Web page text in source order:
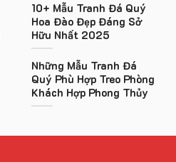
10+ Mẫu Tranh Đá Quý
Hoa Đào Đẹp Đáng Sở
Hữu Nhất 2025
Những Mẫu Tranh Đá
Quý Phù Hợp Treo Phòng
Khách Hợp Phong Thủy